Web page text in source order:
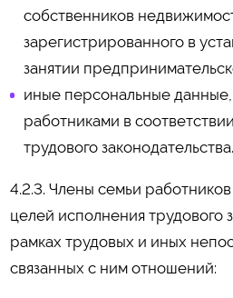
собственников
зарегистрированного в
занятии
иные персональные
работниками в
трудового законодательства.
4.2.3. Члены семьи
целей исполнения трудового
рамках трудовых и иных
связанных с ним отношений: